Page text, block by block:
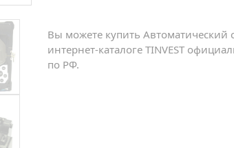
Вы можете купить Автоматический
интернет-каталоге TINVEST
по РФ.